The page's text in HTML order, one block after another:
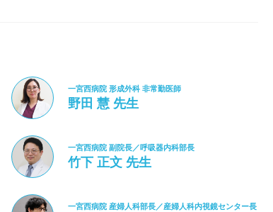
一宮西病院 形成外科 非常勤医師
野田 慧 先生
一宮西病院 副院長／呼吸器内科部長
竹下 正文 先生
一宮西病院 産婦人科部長／産婦人科内視鏡センター長